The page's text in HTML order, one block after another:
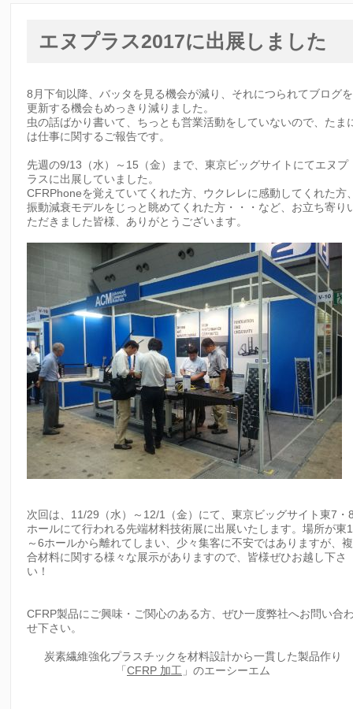
エヌプラス2017に出展しました
8月下旬以降、バッタを見る機会が減り、それにつられてブログを
更新する機会もめっきり減りました。
虫の話ばかり書いて、ちっとも営業活動をしていないので、たま
は仕事に関するご報告です。
先週の9/13（水）～15（金）まで、東京ビッグサイトにてエヌプ
ラスに出展していました。
CFRPhoneを覚えていてくれた方、ウクレレに感動してくれた方
振動減衰モデルをじっと眺めてくれた方・・・など、お立ち寄り
ただきました皆様、ありがとうございます。
次回は、11/29（水）～12/1（金）にて、東京ビッグサイト東7・
ホールにて行われる先端材料技術展に出展いたします。場所が東1
～6ホールから離れてしまい、少々集客に不安ではありますが、複
合材料に関する様々な展示がありますので、皆様ぜひお越し下さ
い！
CFRP製品にご興味・ご関心のある方、ぜひ一度弊社へお問い合
せ下さい。
炭素繊維強化プラスチックを材料設計から一貫した製品作り
「 CFRP 加工 」のエーシーエム